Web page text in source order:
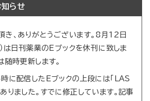
らせ
、ありがとうございます。8月12日
）は日刊薬業のEブックを休刊に致しま
随時更新します。
配信したEブックの上段には「LAS
りました。すでに修正しています。記事